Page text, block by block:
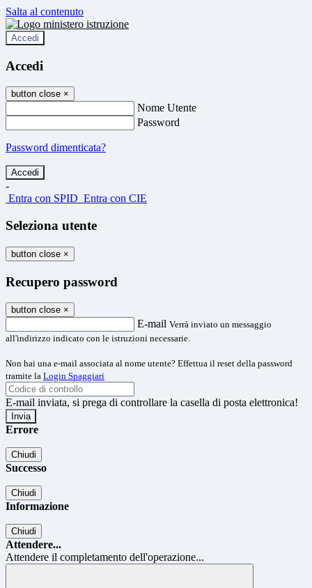
Salta al contenuto
Accedi
Accedi
button close ×
Nome Utente
Password
Password dimenticata?
-
Entra con SPID Entra con CIE
Seleziona utente
button close ×
Recupero password
button close ×
E-mail Verrà inviato un messaggio
all'indirizzo indicato con le istruzioni necessarie.
Non hai una e-mail associata al nome utente? Effettua il reset della password
tramite la Login Spaggiari
E-mail inviata, si prega di controllare la casella di posta elettronica!
Errore
Chiudi
Successo
Chiudi
Informazione
Chiudi
Attendere...
Attendere il completamento dell'operazione...